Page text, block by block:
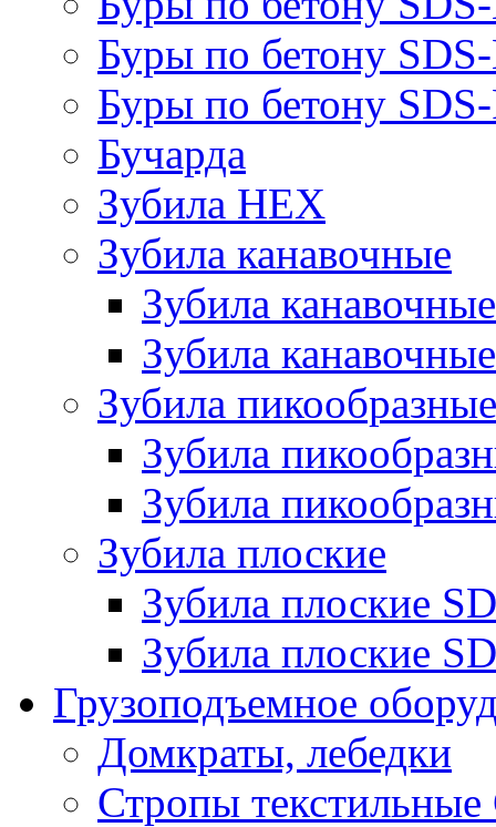
Буры по бетону
Буры по бетону
Бучарда
Зубила HEX
Зубила канавочные
Зубила
Зубила
Зубила пикообразные
Зубила
Зубила
Зубила плоские
Зубила плоские
Зубила плоские
Грузоподъемное
Домкраты, лебедки
Стропы